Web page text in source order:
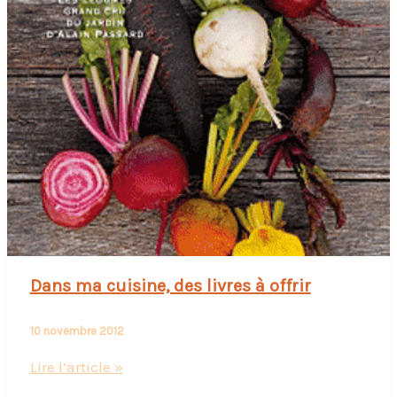
Dans ma cuisine, des livres à offrir
10 novembre 2012
Dans
Lire l’article »